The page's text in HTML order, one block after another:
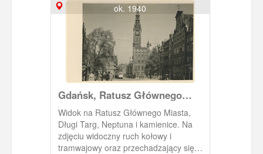
ok. 1940
Gdańsk, Ratusz Głównego
Miasta
Widok na Ratusz Głównego Miasta,
Długi Targ, Neptuna i kamienice. Na
zdjęciu widoczny ruch kołowy i
tramwajowy oraz przechadzający się